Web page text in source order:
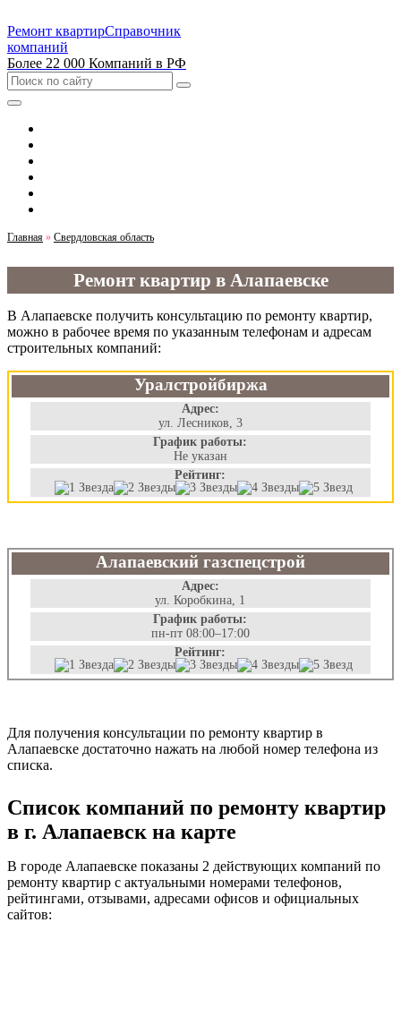
Ремонт квартирСправочник
компаний
Более 22 000 Компаний в РФ
Главная » Свердловская область
Ремонт квартир в Алапаевске
В Алапаевске получить консультацию по ремонту квартир,
можно в рабочее время по указанным телефонам и адресам
строительных компаний:
Уралстройбиржа
Адрес:
ул. Лесников, 3
График работы:
Не указан
Рейтинг:
Алапаевский газспецстрой
Адрес:
ул. Коробкина, 1
График работы:
пн-пт 08:00–17:00
Рейтинг:
Для получения консультации по ремонту квартир в
Алапаевске достаточно нажать на любой номер телефона из
списка.
Список компаний по ремонту квартир
в г. Алапаевск на карте
В городе Алапаевске показаны 2 действующих компаний по
ремонту квартир с актуальными номерами телефонов,
рейтингами, отзывами, адресами офисов и официальных
сайтов: